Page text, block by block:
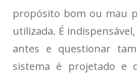
propósito bom ou mau
utilizada. É
antes e questionar
sistema é projetado e